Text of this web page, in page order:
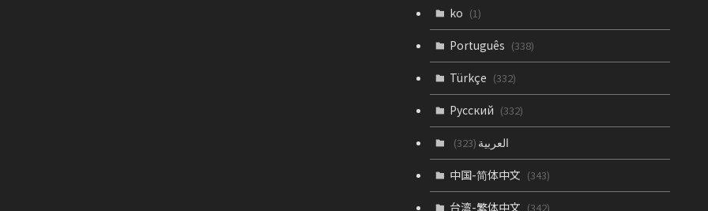
ko (1)
Português (338)
Türkçe (332)
Русский (332)
العربية(323)
中国-简体中文 (343)
台湾-繁体中文 (342)